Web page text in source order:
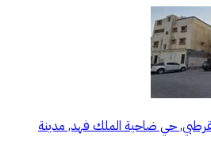
حي ضاحية الملك فهد, مدينة